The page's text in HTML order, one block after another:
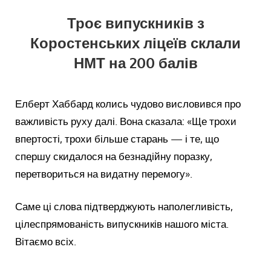
Троє випускників з
Коростенських ліцеїв склали
НМТ на 200 балів
Елберт Хаббард колись чудово висловився про
важливість руху далі. Вона сказала: «Ще трохи
впертості, трохи більше старань — і те, що
спершу скидалося на безнадійну поразку,
перетвориться на видатну перемогу».
Саме ці слова підтверджують наполегливість,
цілеспрямованість випускників нашого міста.
Вітаємо всіх.